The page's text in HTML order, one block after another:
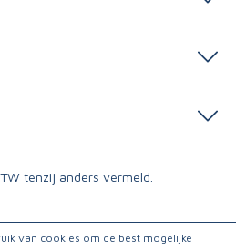
tenzij anders vermeld.
van cookies om de best mogelijke